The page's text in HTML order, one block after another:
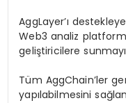
AggLayer’ı
Web3 analiz
geliştiricilere
Tüm AggChain’ler
yapılabilmesini